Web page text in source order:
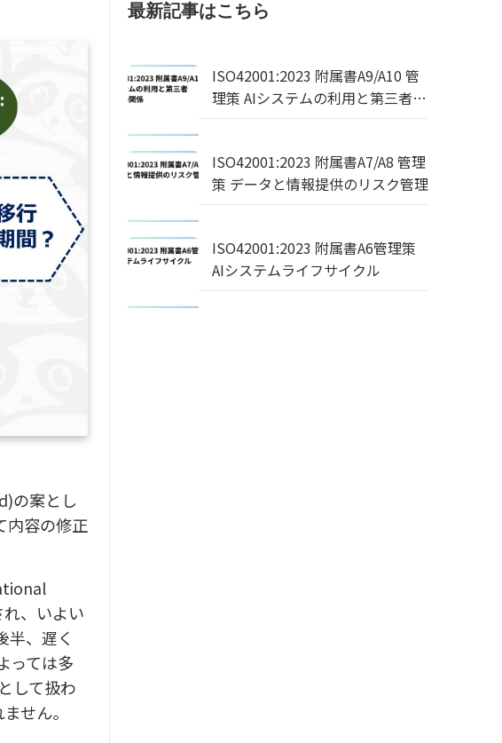
の案とし
内容の修正
、いよい
半、遅く
っては多
して扱わ
せん。
最新記事はこちら
ISO42001:2023 附属書A9/A10 管
理策 AIシステムの利用と第三者・
ISO42001:2023 附属書A7/A8 管理
策 データと情報提供のリスク管理
ISO42001:2023 附属書A6管理策
AIシステムライフサイクル